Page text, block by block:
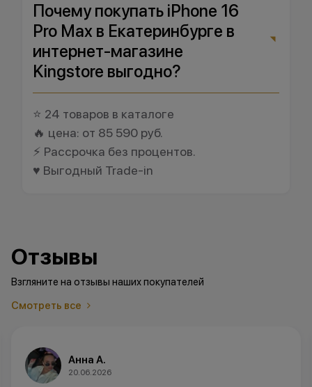
Почему покупать iPhone 16
Pro Max в Екатеринбурге в
интернет-магазине
Kingstore выгодно?
⭐ 24 товаров в каталоге
🔥 цена: от 85 590 руб.
⚡ Рассрочка без процентов.
♥️ Выгодный Trade-in
Отзывы
Взгляните на отзывы наших покупателей
Смотреть все
Анна А.
20.06.2026